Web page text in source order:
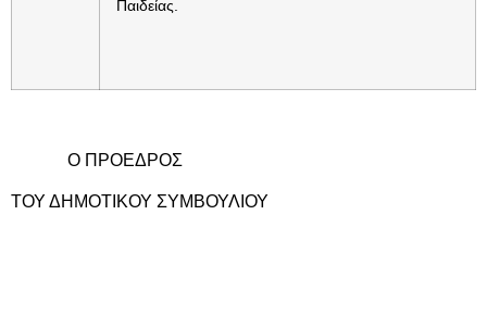
Παιδείας.
Ο ΠΡΟΕΔΡΟΣ
ΤΟΥ ΔΗΜΟΤΙΚΟΥ ΣΥΜΒΟΥΛΙΟΥ